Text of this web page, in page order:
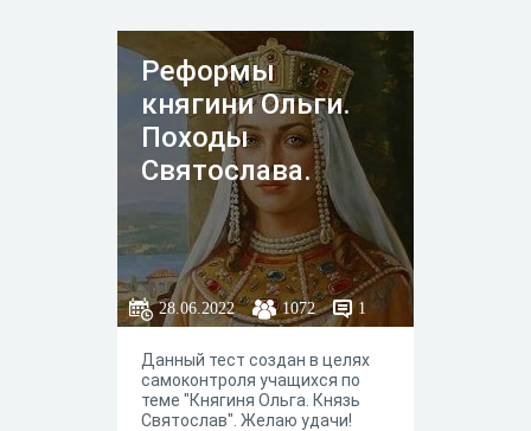
Реформы
княгини Ольги.
Походы
Святослава.
28.06.2022 1072 1
Данный тест создан в целях
самоконтроля учащихся по
теме "Княгиня Ольга. Князь
Святослав". Желаю удачи!